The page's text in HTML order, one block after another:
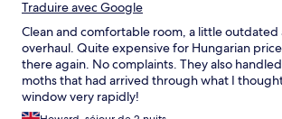
Traduire avec Google
Clean and comfortable room, a little outdated
overhaul. Quite expensive for Hungarian
there again. No complaints. They also
moths that had arrived through what I
window very rapidly!